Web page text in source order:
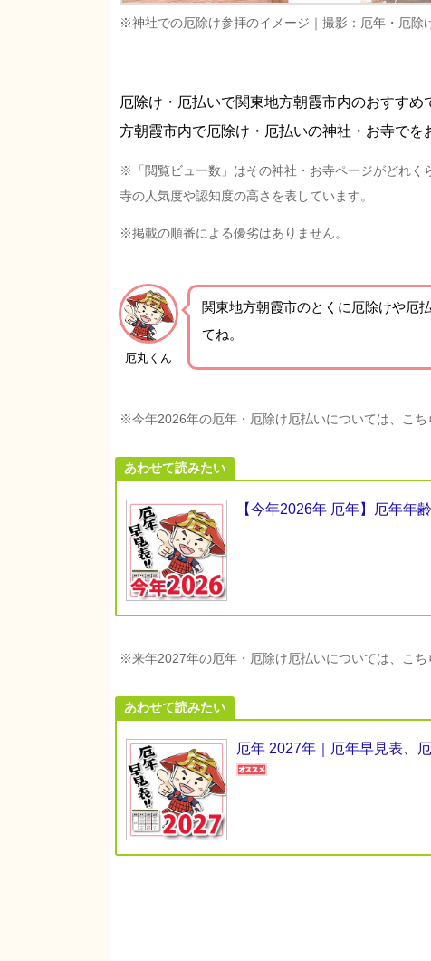
※神社での厄除け参拝のイメージ｜撮影：厄年・厄除
厄除け・厄払いで関東地方朝霞市内のおすす
方朝霞市内で厄除け・厄払いの神社・お寺でを
※「閲覧ビュー数」はその神社・お寺ページがどれく
寺の人気度や認知度の高さを表しています。
※掲載の順番による優劣はありません。
厄丸くん
関東地方朝霞市のとくに厄除けや厄
てね。
※今年2026年の厄年・厄除け厄払いについては、こち
あわせて読みたい
【今年2026年 厄年】厄年年
※来年2027年の厄年・厄除け厄払いについては、こち
あわせて読みたい
厄年 2027年｜厄年早見表、